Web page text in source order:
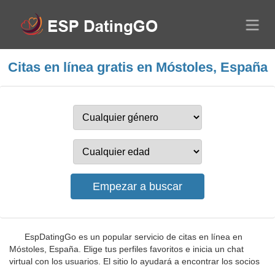
Citas en línea gratis en Móstoles, España
EspDatingGo es un popular servicio de citas en línea en
Móstoles, España. Elige tus perfiles favoritos e inicia un chat
virtual con los usuarios. El sitio lo ayudará a encontrar los socios